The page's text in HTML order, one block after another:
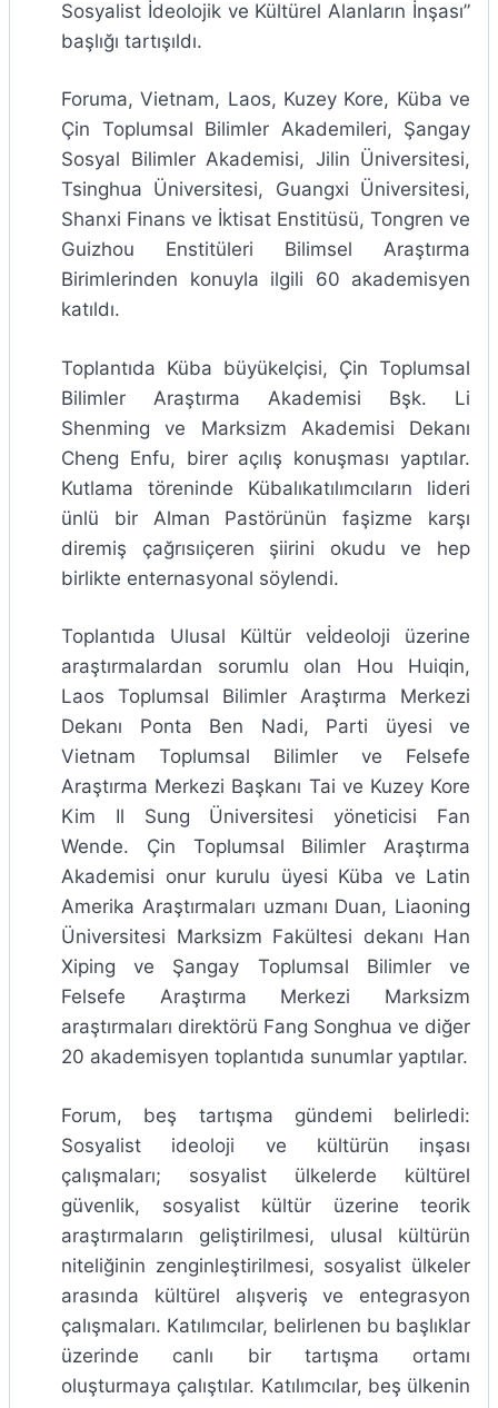
Sosyalist İdeolojik ve Kültürel Alanların İnşası”
başlığı tartışıldı.
Foruma, Vietnam, Laos, Kuzey Kore, Küba ve
Çin Toplumsal Bilimler Akademileri, Şangay
Sosyal Bilimler Akademisi, Jilin Üniversitesi,
Tsinghua Üniversitesi, Guangxi Üniversitesi,
Shanxi Finans ve İktisat Enstitüsü, Tongren ve
Guizhou Enstitüleri Bilimsel Araştırma
Birimlerinden konuyla ilgili 60 akademisyen
katıldı.
Toplantıda Küba büyükelçisi, Çin Toplumsal
Bilimler Araştırma Akademisi Bşk. Li
Shenming ve Marksizm Akademisi Dekanı
Cheng Enfu, birer açılış konuşması yaptılar.
Kutlama töreninde Kübalıkatılımcıların lideri
ünlü bir Alman Pastörünün faşizme karşı
diremiş çağrısıiçeren şiirini okudu ve hep
birlikte enternasyonal söylendi.
Toplantıda Ulusal Kültür veİdeoloji üzerine
araştırmalardan sorumlu olan Hou Huiqin,
Laos Toplumsal Bilimler Araştırma Merkezi
Dekanı Ponta Ben Nadi, Parti üyesi ve
Vietnam Toplumsal Bilimler ve Felsefe
Araştırma Merkezi Başkanı Tai ve Kuzey Kore
Kim Il Sung Üniversitesi yöneticisi Fan
Wende. Çin Toplumsal Bilimler Araştırma
Akademisi onur kurulu üyesi Küba ve Latin
Amerika Araştırmaları uzmanı Duan, Liaoning
Üniversitesi Marksizm Fakültesi dekanı Han
Xiping ve Şangay Toplumsal Bilimler ve
Felsefe Araştırma Merkezi Marksizm
araştırmaları direktörü Fang Songhua ve diğer
20 akademisyen toplantıda sunumlar yaptılar.
Forum, beş tartışma gündemi belirledi:
Sosyalist ideoloji ve kültürün inşası
çalışmaları; sosyalist ülkelerde kültürel
güvenlik, sosyalist kültür üzerine teorik
araştırmaların geliştirilmesi, ulusal kültürün
niteliğinin zenginleştirilmesi, sosyalist ülkeler
arasında kültürel alışveriş ve entegrasyon
çalışmaları. Katılımcılar, belirlenen bu başlıklar
üzerinde canlı bir tartışma ortamı
oluşturmaya çalıştılar. Katılımcılar, beş ülkenin